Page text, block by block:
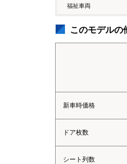
福祉車両
このモデルの
新車時価格
ドア枚数
シート列数